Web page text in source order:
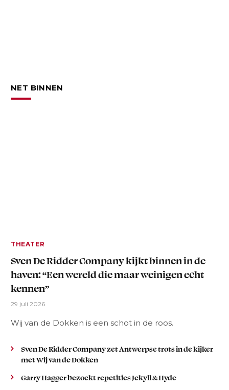
NET BINNEN
THEATER
Sven De Ridder Company kijkt binnen in de
haven: “Een wereld die maar weinigen echt
kennen”
29 juli 2026
Wij van de Dokken is een schot in de roos.
Sven De Ridder Company zet Antwerpse trots in de kijker
met Wij van de Dokken
Garry Hagger bezoekt repetities Jekyll & Hyde